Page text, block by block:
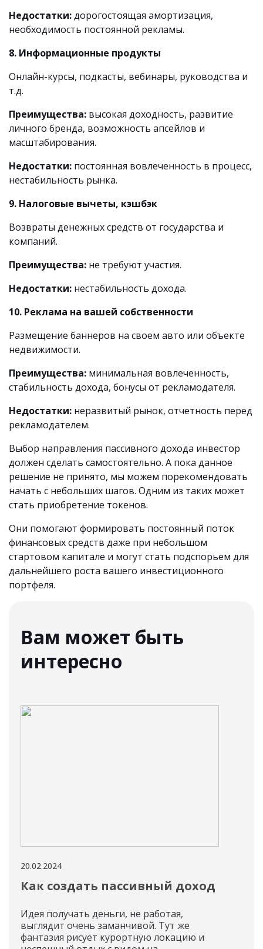
Недостатки:дорогостоящая амортизация,
необходимость постоянной рекламы.
8. Информационные продукты
Онлайн-курсы, подкасты, вебинары, руководства и
т.д.
Преимущества: высокая доходность, развитие
личного бренда, возможность апсейлов и
масштабирования.
Недостатки: постоянная вовлеченность в процесс,
нестабильность рынка.
9. Налоговые вычеты, кэшбэк
Возвраты денежных средств от государства и
компаний.
Преимущества: не требуют участия.
Недостатки: нестабильность дохода.
10. Реклама на вашей собственности
Размещение баннеров на своем авто или объекте
недвижимости.
Преимущества: минимальная вовлеченность,
стабильность дохода, бонусы от рекламодателя.
Недостатки: неразвитый рынок, отчетность перед
рекламодателем.
Выбор направления пассивного дохода инвестор
должен сделать самостоятельно. А пока данное
решение не принято, мы можем порекомендовать
начать с небольших шагов. Одним из таких может
стать приобретение токенов.
Они помогают формировать постоянный поток
финансовых средств даже при небольшом
стартовом капитале и могут стать подспорьем для
дальнейшего роста вашего инвестиционного
портфеля.
Вам может быть
интересно
20.02.2024
Как создать пассивный доход
Идея получать деньги, не работая,
выглядит очень заманчивой. Тут же
фантазия рисует курортную локацию и